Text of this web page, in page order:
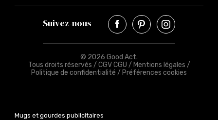
Suivez-nous
© 2026 Good Act.
Tous droits réservés / CGV CGU / Mentions légales /
Politique de confidentialité / Préférences cookies
Mugs et gourdes publicitaires